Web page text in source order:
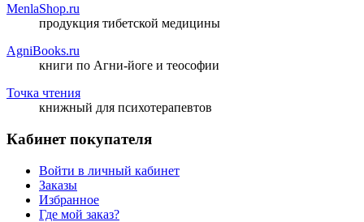
MenlaShop.ru
продукция тибетской медицины
AgniBooks.ru
книги по Агни-йоге и теософии
Точка чтения
книжный для психотерапевтов
Кабинет покупателя
Войти в личный кабинет
Заказы
Избранное
Где мой заказ?